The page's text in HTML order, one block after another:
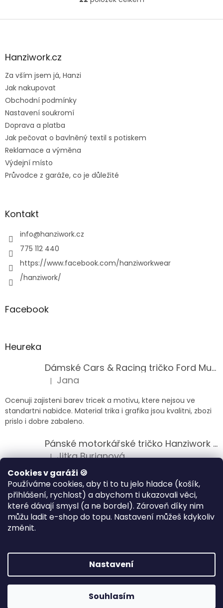
Cookies v garáži 🍪
Používáme cookies, aby ti to tu jelo hladce (košík,
přihlášení, rychlost) a abychom ti ukazovali věci,
které dávají smysl (a ne bordel). Zároveň díky nim
můžu ladit e-shop do topu. Nastavení můžeš kdykoliv
změnit.
Nastavení
Souhlasím
O
l
ý
p
u
Z
aHanziwork.cz
Za vším jsem já, Hanzi
Jak nakupovat
Obchodní podmínky
Nastavení soukromí
Doprava a platba
Jak pečovat o bavlněný textil s potiskem
Reklamace a výměna
Výdejní místo
Průvodce z garáže, co je důležité
Kontakt
info@hanziwork.cz
775 112 440
https://www.facebook.com/hanziworkwear
/hanziwork/
Facebook
Heureka
Dámské Cars & Racing tričko Ford Mustang 5. generace
Hodnocení produktu je 5 z 5 hvězdiček.
| Jana
Ocenuji zajisteni barev tricek a motivu, ktere nejsou ve
standartni nabidce. Material trika i grafika jsou kvalitni, zbozi
prislo i dobre zabaleno.
Pánské motorkářské tričko Hanziwork Custom Bobber
Hodnocení produktu je 5 z 5 hvězdiček.
| Jitka Burianová
Splnil očekávání na jedničku
Hodnocení produktu je 5 z 5 hvězdiček.
| Klára Musilová
Jsem velice spokojena, velmi kvalitni zbozi.
Vytvořil Shoptet
HANZIWORK. Všechna práva vyhrazena.